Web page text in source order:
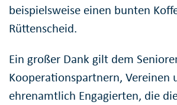
beispielsweise einen bunten
Rüttenscheid.
Ein großer Dank gilt dem
Kooperationspartnern, Vereinen
ehrenamtlich Engagierten, die